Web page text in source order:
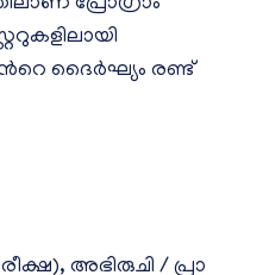
പ്രോഗ്രാം
ദൈര്‍ഘ്യം രണ്ട്
അഭിരുചി / പ്രാ